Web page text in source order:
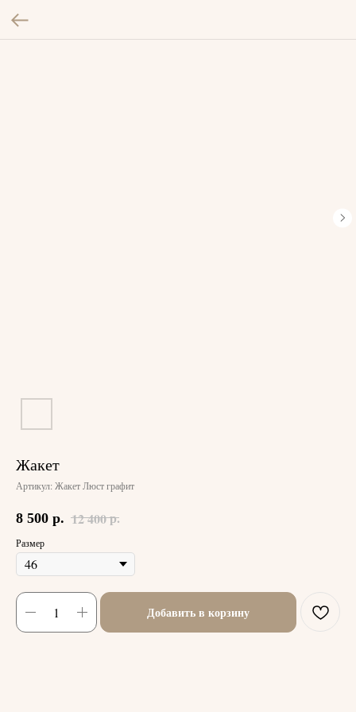
Жакет
Артикул: Жакет Люст графит
8 500 р. 12 400р.
Размер
Добавить в корзину